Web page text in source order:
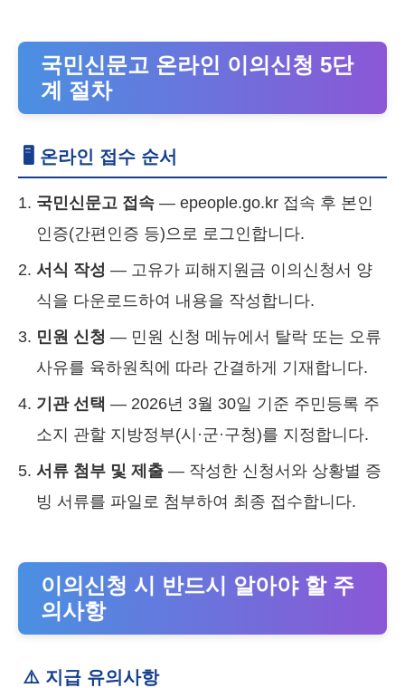
국민신문고 온라인 이의신청 5단
계 절차
🖥️ 온라인 접수 순서
국민신문고 접속 — epeople.go.kr 접속 후 본인
인증(간편인증 등)으로 로그인합니다.
서식 작성 — 고유가 피해지원금 이의신청서 양
식을 다운로드하여 내용을 작성합니다.
민원 신청 — 민원 신청 메뉴에서 탈락 또는 오류
사유를 육하원칙에 따라 간결하게 기재합니다.
기관 선택 — 2026년 3월 30일 기준 주민등록 주
소지 관할 지방정부(시·군·구청)를 지정합니다.
서류 첨부 및 제출 — 작성한 신청서와 상황별 증
빙 서류를 파일로 첨부하여 최종 접수합니다.
이의신청 시 반드시 알아야 할 주
의사항
⚠️ 지급 유의사항